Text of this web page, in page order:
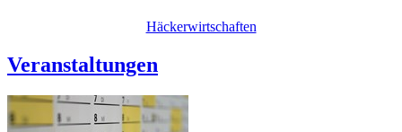
Häckerwirtschaften
Veranstaltungen